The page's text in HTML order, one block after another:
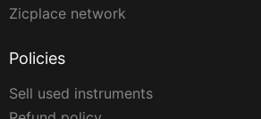
Zicplace network
Policies
Sell used instruments